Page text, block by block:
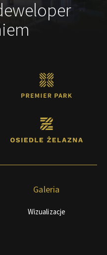
Galeria
Wizualizacje